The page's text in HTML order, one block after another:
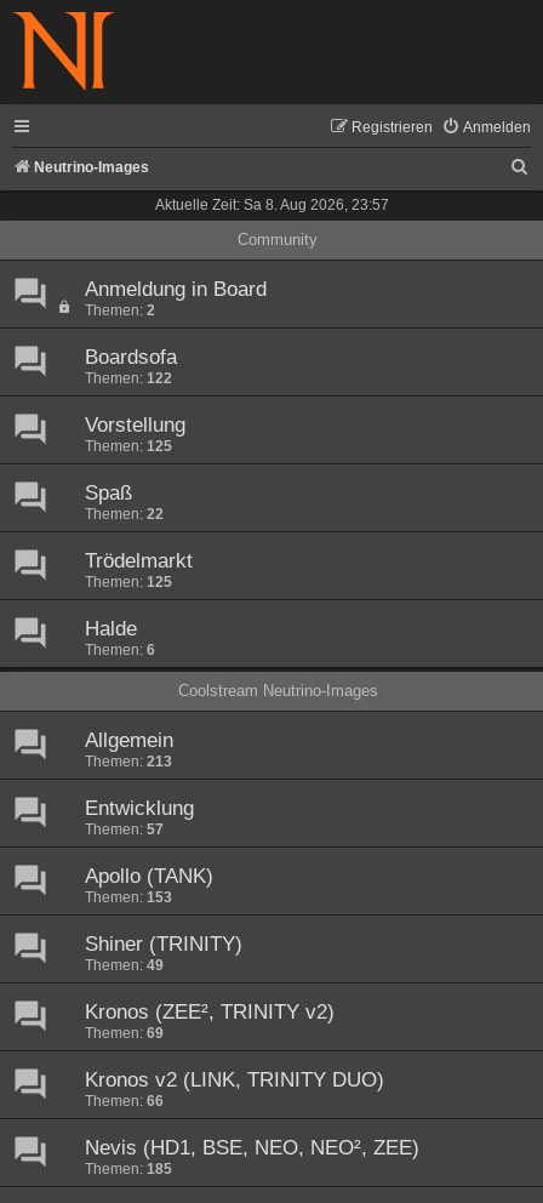
Anmelden
Registrieren
Neutrino-Images
h
Aktuelle Zeit: Sa 8. Aug 2026, 23:57
Community
Anmeldung in Board
Themen: 2
Boardsofa
Themen: 122
Vorstellung
Themen: 125
Spaß
Themen: 22
Trödelmarkt
Themen: 125
Halde
Themen: 6
Coolstream Neutrino-Images
Allgemein
Themen: 213
Entwicklung
Themen: 57
Apollo (TANK)
Themen: 153
Shiner (TRINITY)
Themen: 49
Kronos (ZEE², TRINITY v2)
Themen: 69
Kronos v2 (LINK, TRINITY DUO)
Themen: 66
Nevis (HD1, BSE, NEO, NEO², ZEE)
Themen: 185